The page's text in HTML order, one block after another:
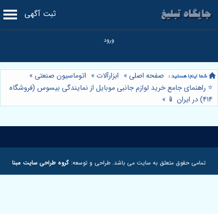
ثبت آگهی
صفحه اصلی » ابزارآلات » اتوماسیون صنعتی »
⭐️ راهنمای جامع خرید لوازم جانبی موبایل از نمایندگی بیسوس (فروشگاه
414) در ایران 📱
»
تمامی حقوق متعلق به سایت می باشد. طراحی و توسعه: گروه طراحی سایت مبنا